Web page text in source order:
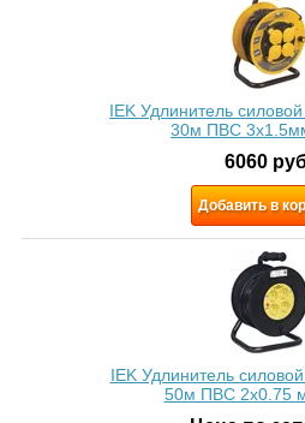
IEK Удлинитель
30м ПВС
6060
Добавить в
IEK Удлинитель
50м ПВС 2х0.75